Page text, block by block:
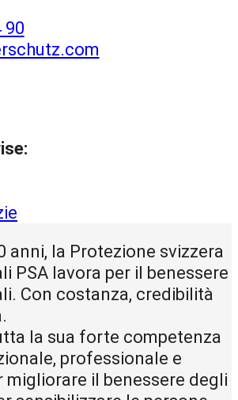
90
anni, la Protezione svizzera
PSA lavora per il benessere
Con costanza, credibilità
la sua forte competenza
professionale e
migliorare il benessere degli